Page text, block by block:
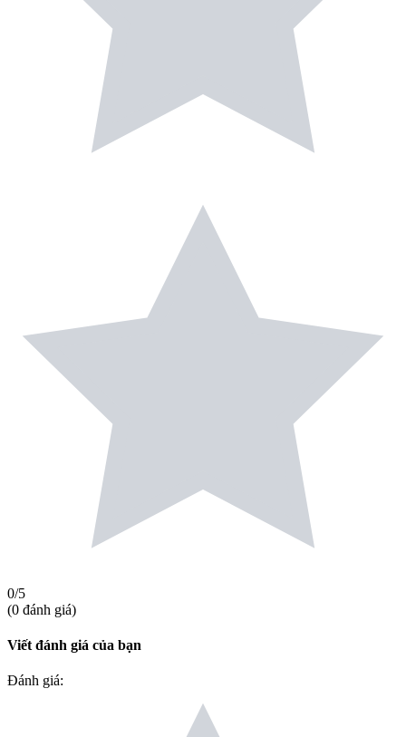
0/5
(0 đánh giá)
Viết đánh giá của bạn
Đánh giá: